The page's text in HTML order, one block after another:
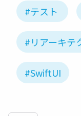
#テスト
#リアーキテ
#SwiftUI